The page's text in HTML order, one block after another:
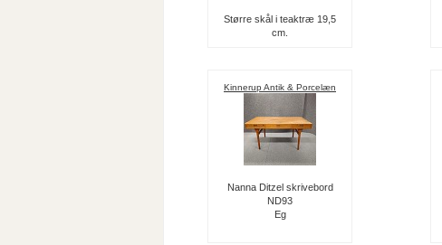
Større skål i teaktræ 19,5
cm.
Kinnerup Antik & Porcelæn
Nanna Ditzel skrivebord
ND93
Eg